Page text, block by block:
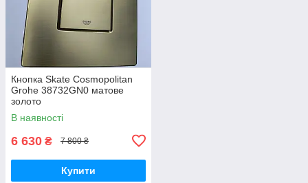
Кнопка Skate Cosmopolitan
Grohe 38732GN0 матове
золото
В наявності
6 630 ₴ 7 800 ₴
Купити